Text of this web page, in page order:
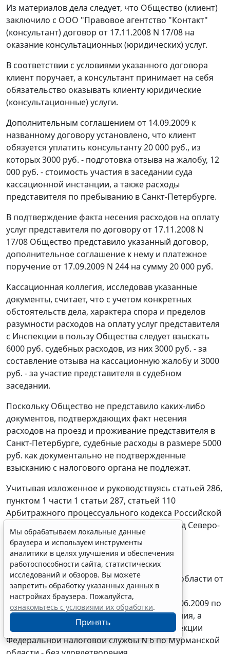
Из материалов дела следует, что Общество (клиент)
заключило с ООО "Правовое агентство "Контакт"
(консультант) договор от 17.11.2008 N 17/08 на
оказание консультационных (юридических) услуг.
В соответствии с условиями указанного договора
клиент поручает, а консультант принимает на себя
обязательство оказывать клиенту юридические
(консультационные) услуги.
Дополнительным соглашением от 14.09.2009 к
названному договору установлено, что клиент
обязуется уплатить консультанту 20 000 руб., из
которых 3000 руб. - подготовка отзыва на жалобу, 12
000 руб. - стоимость участия в заседании суда
кассационной инстанции, а также расходы
представителя по пребыванию в Санкт-Петербурге.
В подтверждение факта несения расходов на оплату
услуг представителя по договору от 17.11.2008 N
17/08 Общество представило указанный договор,
дополнительное соглашение к нему и платежное
поручение от 17.09.2009 N 244 на сумму 20 000 руб.
Кассационная коллегия, исследовав указанные
документы, считает, что с учетом конкретных
обстоятельств дела, характера спора и пределов
разумности расходов на оплату услуг представителя
с Инспекции в пользу Общества следует взыскать
6000 руб. судебных расходов, из них 3000 руб. - за
составление отзыва на кассационную жалобу и 3000
руб. - за участие представителя в судебном
заседании.
Поскольку Общество не представило каких-либо
документов, подтверждающих факт несения
расходов на проезд и проживание представителя в
Санкт-Петербурге, судебные расходы в размере 5000
руб. как документально не подтвержденные
взысканию с налогового органа не подлежат.
Учитывая изложенное и руководствуясь статьей 286,
пунктом 1 части 1 статьи 287, статьей 110
Арбитражного процессуального кодекса Российской
Федерации, Федеральный арбитражный суд Северо-
Западного округа
постановил:
решение Арбитражного суда Мурманской области от
10.02.2009 ипостановлениеТринадцатого
арбитражного апелляционного суда от 18.06.2009 по
делу N А42-7203/2008 оставить без изменения, а
кассационную жалобу Межрайонной инспекции
Федеральной налоговой службы N 6 по Мурманской
Мы обрабатываем локальные данные
браузера и используем инструменты
аналитики в целях улучшения и обеспечения
работоспособности сайта, статистических
исследований и обзоров. Вы можете
запретить обработку указанных данных в
настройках браузера. Пожалуйста,
ознакомьтесь с условиями их обработки.
Принять